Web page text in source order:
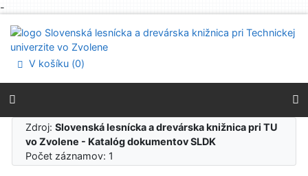
-
Prejsť na menu
Prehlásenie o webovej prístupnosti
V košíku (0)
Zdroj:Slovenská lesnícka a drevárska knižnica pri TU
vo Zvolene - Katalóg dokumentov SLDK
Počet záznamov: 1